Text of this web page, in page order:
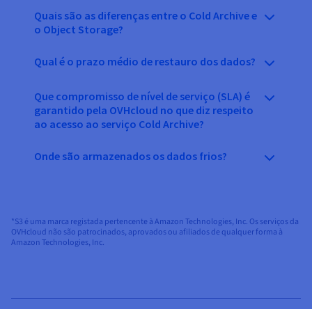
Quais são as diferenças entre o Cold Archive e
o Object Storage?
Qual é o prazo médio de restauro dos dados?
Que compromisso de nível de serviço (SLA) é
garantido pela OVHcloud no que diz respeito
ao acesso ao serviço Cold Archive?
Onde são armazenados os dados frios?
*S3 é uma marca registada pertencente à Amazon Technologies, Inc. Os serviços da
OVHcloud não são patrocinados, aprovados ou afiliados de qualquer forma à
Amazon Technologies, Inc.